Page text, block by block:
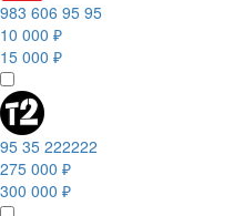
983 606 95 95
10 000 ₽
15 000 ₽
95 35 222222
275 000 ₽
300 000 ₽